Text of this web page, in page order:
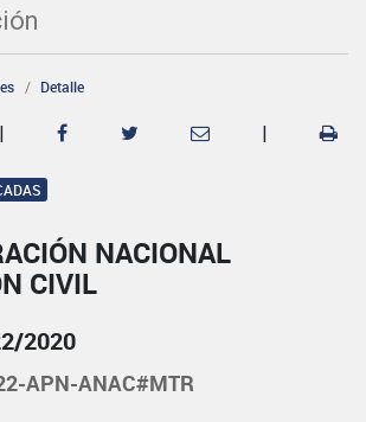
Detalle
| |
NACIONAL
CIVIL
2020
APN-ANAC#MTR